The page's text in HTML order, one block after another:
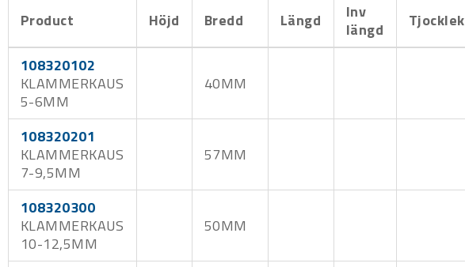
Product Höjd Bredd Längd
Inv
längd
Tjocklek
108320102
KLAMMERKAUS
5-6MM
40MM
108320201
KLAMMERKAUS
7-9,5MM
57MM
108320300
KLAMMERKAUS
10-12,5MM
50MM